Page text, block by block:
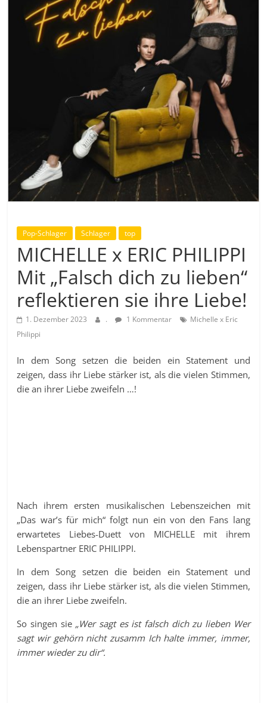
Pop-Schlager Schlager top
MICHELLE x ERIC PHILIPPI
Mit „Falsch dich zu lieben“
reflektieren sie ihre Liebe!
1. Dezember 2023 . 1 Kommentar
Michelle x Eric
Philippi
In dem Song setzen die beiden ein Statement und
zeigen, dass ihr Liebe stärker ist, als die vielen Stimmen,
die an ihrer Liebe zweifeln …!
Nach ihrem ersten musikalischen Lebenszeichen mit
„Das war’s für mich“ folgt nun ein von den Fans lang
erwartetes Liebes-Duett von MICHELLE mit ihrem
Lebenspartner ERIC PHILIPPI.
In dem Song setzen die beiden ein Statement und
zeigen, dass ihr Liebe stärker ist, als die vielen Stimmen,
die an ihrer Liebe zweifeln.
So singen sie „Wer sagt es ist falsch dich zu lieben Wer
sagt wir gehörn nicht zusamm Ich halte immer, immer,
immer wieder zu dir“.